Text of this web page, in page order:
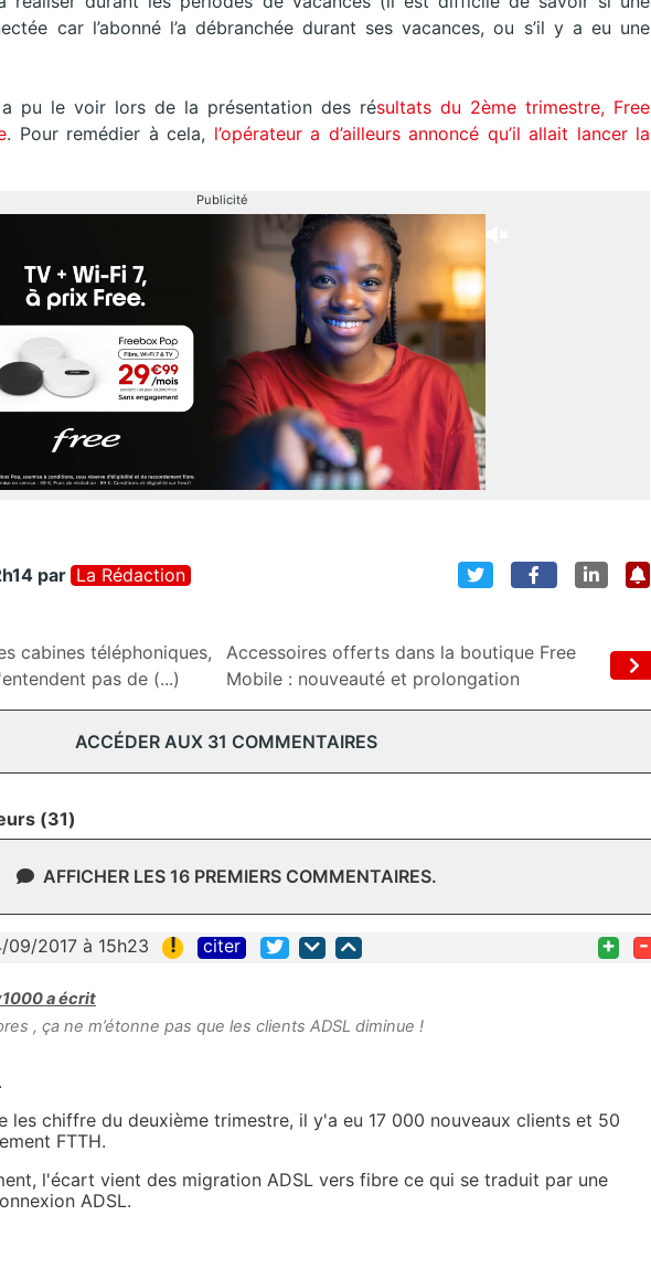
car l’abonné l’a débranchée durant ses vacances, ou s’il y a eu une
pu le voir lors de la présentation des résultats du 2ème trimestre, Free
. Pour remédier à cela, l’opérateur a d’ailleurs annoncé qu’il allait lancer la
Publicité
par La Rédaction
cabines téléphoniques,
pas de (...)
Accessoires offerts dans la boutique Free
Mobile : nouveauté et prolongation
ACCÉDER AUX 31 COMMENTAIRES
(31)
AFFICHER LES 16 PREMIERS COMMENTAIRES.
09/2017 à 15h23 ! citer + -
a écrit
, ça ne m’étonne pas que les clients ADSL diminue !
les chiffre du deuxième trimestre, il y'a eu 17 000 nouveaux clients et 50
FTTH.
l'écart vient des migration ADSL vers fibre ce qui se traduit par une
ADSL.